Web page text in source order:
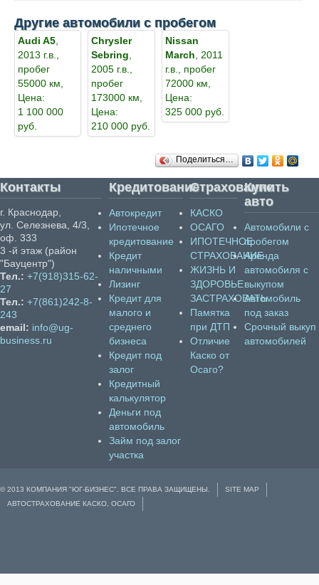
Другие автомобили с пробегом
Audi A5,
2013 г.в.,
пробег
55000 км,
Цена:
1 100 000
руб.
Chrysler
Sebring,
2005 г.в.,
пробег
173000 км,
Цена:
210 000 руб.
Nissan
March, 2011
г.в., пробег
72000 км,
Цена:
325 000 руб.
Поделиться…
Контакты
г. Краснодар,
ул. Селезнева, 4/3,
оф. 333
3 -й этаж (район
"Бауцентр")
Тел.: +7(918)315-62-
27
Тел.: +7(861)242-8-
243
email: info@ug-
business.ru
Кредитование
Автокредит
Ипотечное
кредитование
Кредит
наличными
Лизинг
Кредит для
малого и
среднего
бизнеса
Кредит под
залог
Кредитный
калькулятор
Деньги под
автомобиль
Займ под залог
участка
Страхование
КАСКО
ОСАГО
ИПОТЕЧНОЕ
СТРАХОВАНИЕ
ЖИЗНЬ И
ЗДОРОВЬЕ
ЗАСТРАХОВАТЬ
Памятка
при ДТП
Отличие
Каско от
Осаго?
Купить
авто
Автомобили с
пробегом
Аренда
автомобиля с
выкупом
Автомобиль
под заказ
Срочный выкуп
автомобилей
© 2013 КОМПАНИЯ "ЮГ-БИЗНЕС". ВСЕ ПРАВА ЗАЩИЩЕНЫ.
SITE MAP
АВТОСТРАХОВАНИЕ КАСКО, ОСАГО